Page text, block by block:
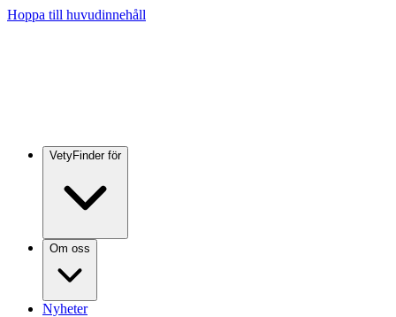
Hoppa till huvudinnehåll
VetyFinder för
Om oss
Nyheter